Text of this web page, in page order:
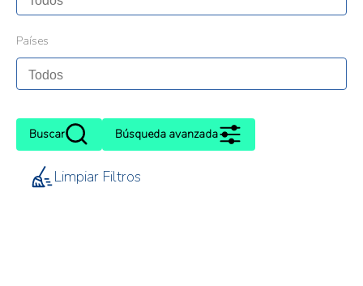
Países
Buscar Búsqueda avanzada
Limpiar Filtros